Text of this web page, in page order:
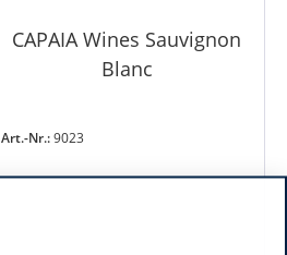
CAPAIA Wines Sauvignon
Blanc
Art.-Nr.:9023